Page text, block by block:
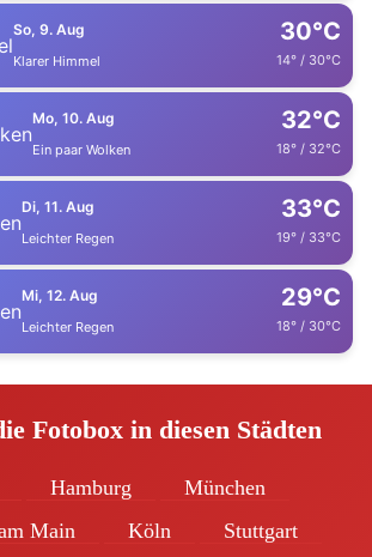
So, 9. Aug
Klarer Himmel
30°C
14° / 30°C
Mo, 10. Aug
Ein paar Wolken
32°C
18° / 32°C
Di, 11. Aug
Leichter Regen
33°C
19° / 33°C
Mi, 12. Aug
Leichter Regen
29°C
18° / 30°C
Fotobox in diesen Städten
Hamburg
München
Main
Köln Stuttgart